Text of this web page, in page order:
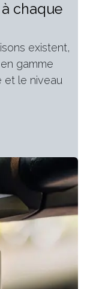
chaque
existent,
gamme
et le niveau